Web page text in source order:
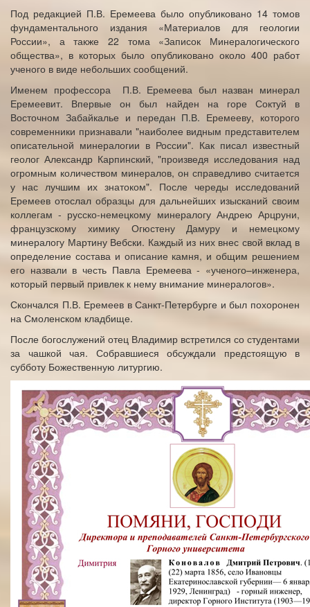
Под редакцией П.В. Еремеева было опубликовано 14 томов
фундаментального издания «Материалов для геологии
России», а также 22 тома «Записок Минералогического
общества», в которых было опубликовано около 400 работ
ученого в виде небольших сообщений.
Именем профессора П.В. Еремеева был назван минерал
Еремеевит. Впервые он был найден на горе Соктуй в
Восточном Забайкалье и передан П.В. Еремееву, которого
современники признавали "наиболее видным представителем
описательной минералогии в России". Как писал известный
геолог Александр Карпинский, "произведя исследования над
огромным количеством минералов, он справедливо считается
у нас лучшим их знатоком". После череды исследований
Еремеев отослал образцы для дальнейших изысканий своим
коллегам - русско-немецкому минералогу Андрею Арцруни,
французскому химику Огюстену Дамуру и немецкому
минералогу Мартину Вебски. Каждый из них внес свой вклад в
определение состава и описание камня, и общим решением
его назвали в честь Павла Еремеева - «ученого–инженера,
который первый привлек к нему внимание минералогов».
Скончался П.В. Еремеев в Санкт-Петербурге и был похоронен
на Смоленском кладбище.
После богослужений отец Владимир встретился со студентами
за чашкой чая. Собравшиеся обсуждали предстоящую в
субботу Божественную литургию.